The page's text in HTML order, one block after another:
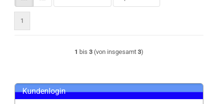
1
1 bis 3 (von insgesamt 3)
Kundenlogin